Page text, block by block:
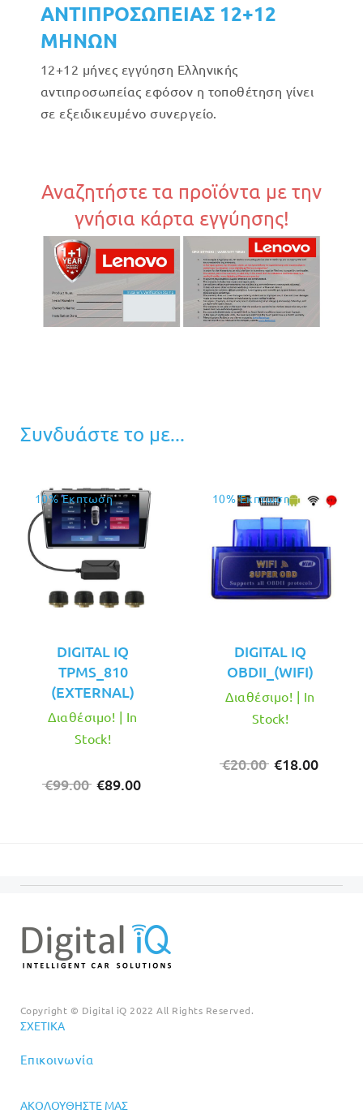
ΑΝΤΙΠΡΟΣΩΠΕΙΑΣ 12+12
ΜΗΝΩΝ
12+12 μήνες εγγύηση Ελληνικής
αντιπροσωπείας εφόσον η τοποθέτηση γίνει
σε εξειδικευμένο συνεργείο.
Αναζητήστε τα προϊόντα με την
γνήσια κάρτα εγγύησης!
Συνδυάστε το με...
10% Έκπτωση
DIGITAL IQ
TPMS_810
(EXTERNAL)
€99.00 Original
€89.00
Διαθέσιμο! | In
Stock!
10% Έκπτωση
DIGITAL IQ
OBDII_(WIFI)
€20.00 Original
€18.00
Διαθέσιμο! | In
Stock!
Copyright © Digital iQ 2022 All Rights Reserved.
ΣΧΕΤΙΚΆ
Επικοινωνία
ΑΚΟΛΟΥΘΉΣΤΕ ΜΑΣ